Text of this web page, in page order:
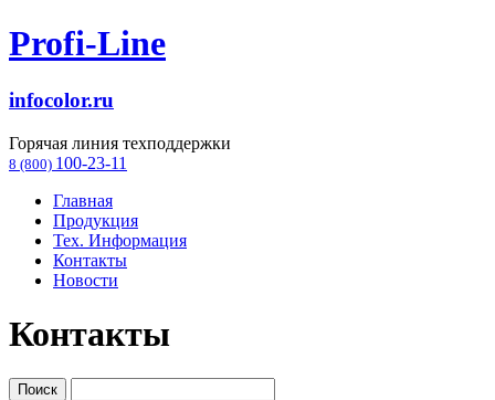
Profi-Line
infocolor.ru
Горячая линия техподдержки
8 (800) 100-23-11
Главная
Продукция
Тех. Информация
Контакты
Новости
Контакты